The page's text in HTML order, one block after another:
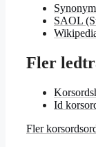
SAOL
Fler
Id
Fler